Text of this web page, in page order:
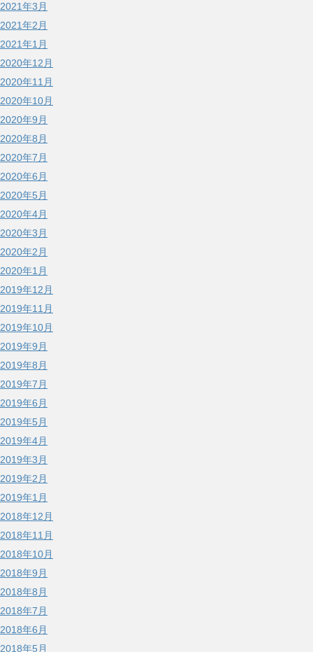
2021年3月
2021年2月
2021年1月
2020年12月
2020年11月
2020年10月
2020年9月
2020年8月
2020年7月
2020年6月
2020年5月
2020年4月
2020年3月
2020年2月
2020年1月
2019年12月
2019年11月
2019年10月
2019年9月
2019年8月
2019年7月
2019年6月
2019年5月
2019年4月
2019年3月
2019年2月
2019年1月
2018年12月
2018年11月
2018年10月
2018年9月
2018年8月
2018年7月
2018年6月
2018年5月